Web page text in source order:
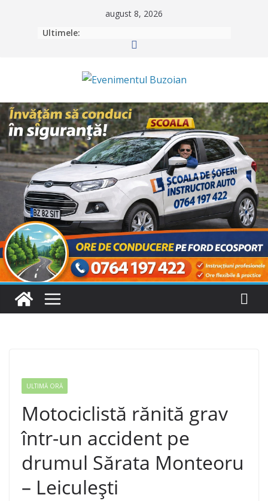
august 8, 2026
Ultimele:
ULTIMĂ ORĂ
Motociclistă rănită grav
într-un accident pe
drumul Sărata Monteoru
– Leiculești